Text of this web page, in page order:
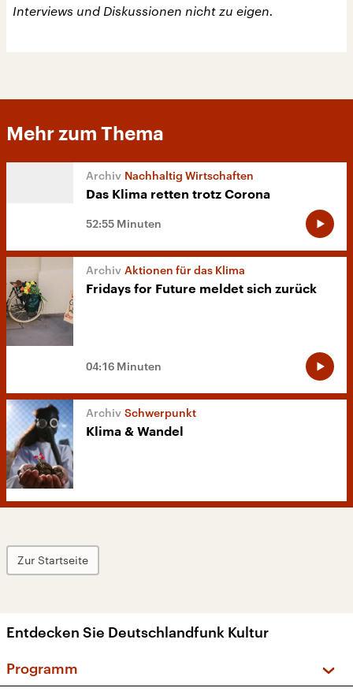
Interviews und Diskussionen nicht zu eigen.
Mehr zum Thema
Nachhaltig Wirtschaften
Das Klima retten trotz Corona
52:55 Minuten
Aktionen für das Klima
Fridays for Future meldet sich zurück
04:16 Minuten
Schwerpunkt
Klima & Wandel
Zur Startseite
Entdecken Sie Deutschlandfunk Kultur
Programm